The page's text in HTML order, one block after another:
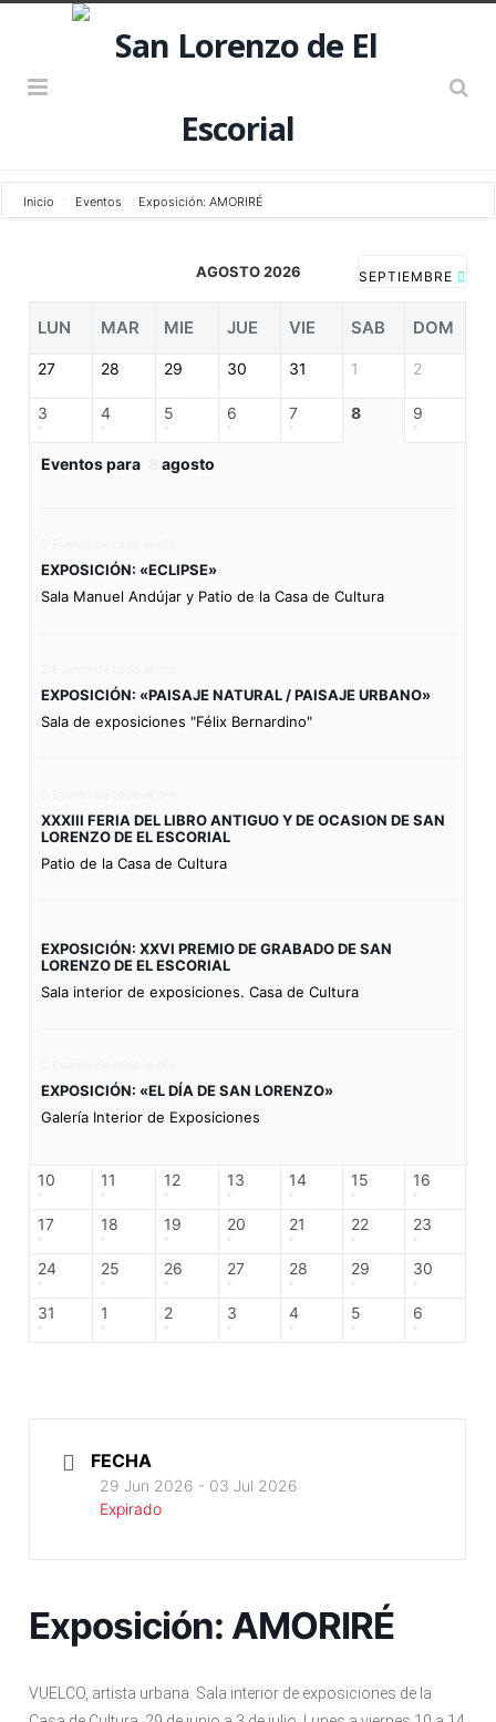
Inicio Eventos Exposición: AMORIRÉ
AGOSTO 2026 SEPTIEMBRE
LUN MAR MIE JUE VIE SAB DOM
27 28 29 30 31 1 2
3 4 5 6 7 8 9
Eventos para agosto
EXPOSICIÓN: «ECLIPSE»
Sala Manuel Andújar y Patio de la Casa de Cultura
EXPOSICIÓN: «PAISAJE NATURAL / PAISAJE URBANO»
Sala de exposiciones "Félix Bernardino"
XXXIII FERIA DEL LIBRO ANTIGUO Y DE OCASION DE SAN
LORENZO DE EL ESCORIAL
Patio de la Casa de Cultura
EXPOSICIÓN: XXVI PREMIO DE GRABADO DE SAN
LORENZO DE EL ESCORIAL
Sala interior de exposiciones. Casa de Cultura
EXPOSICIÓN: «EL DÍA DE SAN LORENZO»
Galería Interior de Exposiciones
10 11 12 13 14 15 16
17 18 19 20 21 22 23
24 25 26 27 28 29 30
31 1 2 3 4 5 6
FECHA
29 Jun 2026 - 03 Jul 2026
Expirado
Exposición: AMORIRÉ
VUELCO, artista urbana. Sala interior de exposiciones de la